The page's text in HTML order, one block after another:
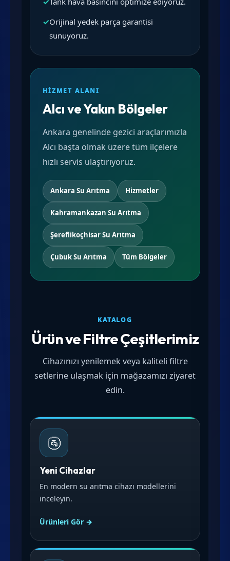
✓Orijinal yedek parça garantisi
sunuyoruz.
HIZMET ALANI
Alcı ve Yakın Bölgeler
Ankara genelinde gezici araçlarımızla
Alcı başta olmak üzere tüm ilçelere
hızlı servis ulaştırıyoruz.
Ankara Su Arıtma Hizmetler
Kahramankazan Su Arıtma
Şereflikoçhisar Su Arıtma
Çubuk Su Arıtma Tüm Bölgeler
KATALOG
Ürün ve Filtre Çeşitlerimiz
Cihazınızı yenilemek veya kaliteli filtre
setlerine ulaşmak için mağazamızı ziyaret
edin.
🚰
Yeni Cihazlar
En modern su arıtma cihazı modellerini
inceleyin.
Ürünleri Gör →